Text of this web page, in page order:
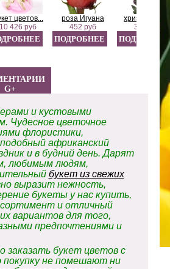
цветов...
10 426 руб
роза Игуана
452 руб
ПОДРОБНЕЕ
хризантема...
378 руб
ПОДРОБНЕЕ
G+
и кустовыми
Чудесное цветочное
флористики,
африканский
и в будний день. Дарят
любимым людям,
букет из свежих
выразит нежность,
букеты у нас купить,
и отличный
вариантов для того,
предпочтениями и
заказать букет цветов с
не помешают ни